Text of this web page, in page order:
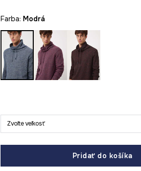
Farba: modrá
Zvoľte veľkosť
Pridať do košíka